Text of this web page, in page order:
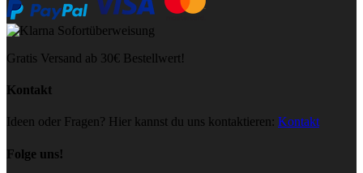
Gratis Versand ab 30€ Bestellwert!
Kontakt
Ideen oder Fragen? Hier kannst du uns kontaktieren: Kontakt
Folge uns!